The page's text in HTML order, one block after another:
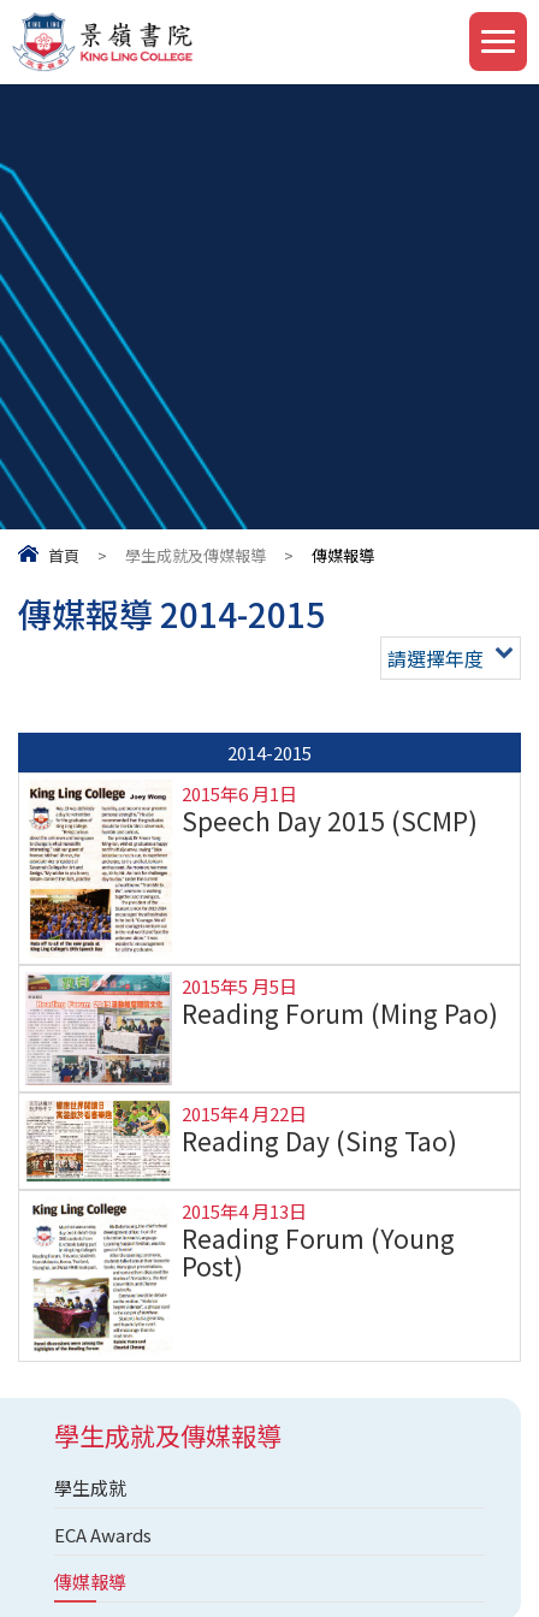
首頁 > 學生成就及傳媒報導 > 傳媒報導
傳媒報導 2014-2015
請選擇年度
2014-2015
2015年6 月1日
Speech Day 2015 (SCMP)
2015年5 月5日
Reading Forum (Ming Pao)
2015年4 月22日
Reading Day (Sing Tao)
2015年4 月13日
Reading Forum (Young
Post)
學生成就及傳媒報導
學生成就
ECA Awards
傳媒報導